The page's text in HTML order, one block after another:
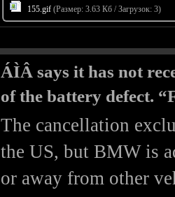
155.gif (Размер: 3.63 Кб / Загрузок: 3)
ÁÌÂ says it has not
of the battery defect.
The cancellation
the US, but BMW is
or away from other